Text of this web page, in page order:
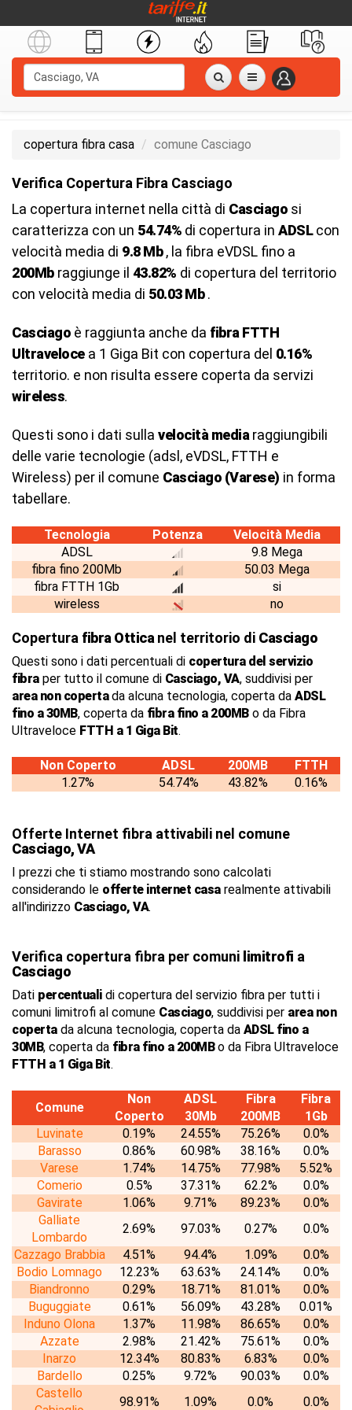
copertura fibra casa comune Casciago
Verifica Copertura Fibra Casciago
La copertura internet nella città di Casciago si
caratterizza con un 54.74% di copertura in ADSLcon
velocità media di 9.8 Mb, la fibra eVDSL fino a
200Mbraggiunge il 43.82% di copertura del territorio
con velocità media di 50.03 Mb.
Casciago è raggiunta anche da fibra FTTH
Ultravelocea 1 Giga Bit con copertura del 0.16%
territorio. e non risulta essere coperta da servizi
wireless.
Questi sono i dati sulla velocità media raggiungibili
delle varie tecnologie (adsl, eVDSL, FTTH e
Wireless) per il comune Casciago (Varese) in forma
tabellare.
Tecnologia Potenza
Velocità Media
ADSL
9.8 Mega
fibra fino 200Mb
50.03 Mega
fibra FTTH 1Gb
si
wireless
no
Copertura fibra Ottica nel territorio di Casciago
Questi sono i dati percentuali di copertura del servizio
fibraper tutto il comune di Casciago, VA, suddivisi per
area non copertada alcuna tecnologia, coperta da ADSL
fino a 30MB, coperta da fibra fino a 200MBo da Fibra
Ultraveloce FTTH a 1 Giga Bit.
Non Coperto ADSL 200MB
FTTH
1.27%
54.74% 43.82% 0.16%
Offerte Internet fibra attivabili nel comune
Casciago, VA
I prezzi che ti stiamo mostrando sono calcolati
considerando le offerte internet casarealmente attivabili
all'indirizzo Casciago, VA.
Verifica copertura fibra per comuni limitrofi a
Casciago
Dati percentualidi copertura del servizio fibra per tutti i
comuni limitrofi al comune Casciago, suddivisi per area non
copertada alcuna tecnologia, coperta da ADSL fino a
30MB, coperta da fibra fino a 200MBo da Fibra Ultraveloce
FTTH a 1 Giga Bit.
Comune
Non
Coperto
ADSL
30Mb
Fibra
200MB
Fibra
1Gb
Luvinate
0.19% 24.55% 75.26%
0.0%
Barasso
0.86% 60.98% 38.16%
0.0%
Varese
1.74% 14.75% 77.98%
5.52%
Comerio
0.5% 37.31% 62.2%
0.0%
Gavirate
1.06% 9.71% 89.23%
0.0%
Galliate
Lombardo
2.69% 97.03% 0.27%
0.0%
Cazzago Brabbia
4.51% 94.4% 1.09%
0.0%
Bodio Lomnago
12.23% 63.63% 24.14%
0.0%
Biandronno
0.29% 18.71% 81.01%
0.0%
Buguggiate
0.61% 56.09% 43.28%
0.01%
Induno Olona
1.37% 11.98% 86.65%
0.0%
Azzate
2.98% 21.42% 75.61%
0.0%
Inarzo
12.34% 80.83% 6.83%
0.0%
Bardello
0.25% 9.72% 90.03%
0.0%
Castello
98.91% 1.09% 0.0% 0.0%